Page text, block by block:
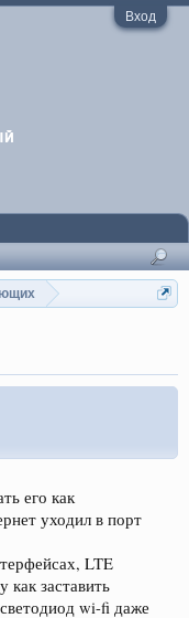
Вход
его как
уходил в порт
LTE
как заставить
wi-fi даже